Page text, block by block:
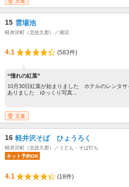
15 雲場池
軽井沢町（北佐久郡）／湖沼
4.1 (583件)
“憧れの紅葉”
10月30日紅葉が始まりました ホテルのレンタ
ありました ゆっくり写真...
王道
16 軽井沢そば ひょうろく
軽井沢町（北佐久郡）／うどん・そば打ち
ネット予約OK
4.1 (18件)